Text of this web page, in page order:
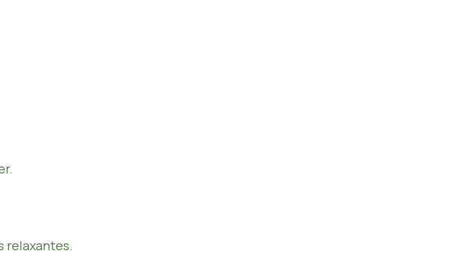
relaxantes.